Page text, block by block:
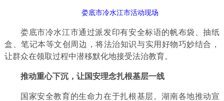
娄底市冷水江市活动现场
娄底市冷水江市通过派发印有安全标语的帆布袋、抽纸
盒、笔记本等文创周边，将法治知识与实用好物巧妙结合，
让群众在领取过程中潜移默化地接受法治教育。
推动重心下沉，让国安理念扎根基层一线
国家安全教育的生命力在于扎根基层。湖南各地推动宣